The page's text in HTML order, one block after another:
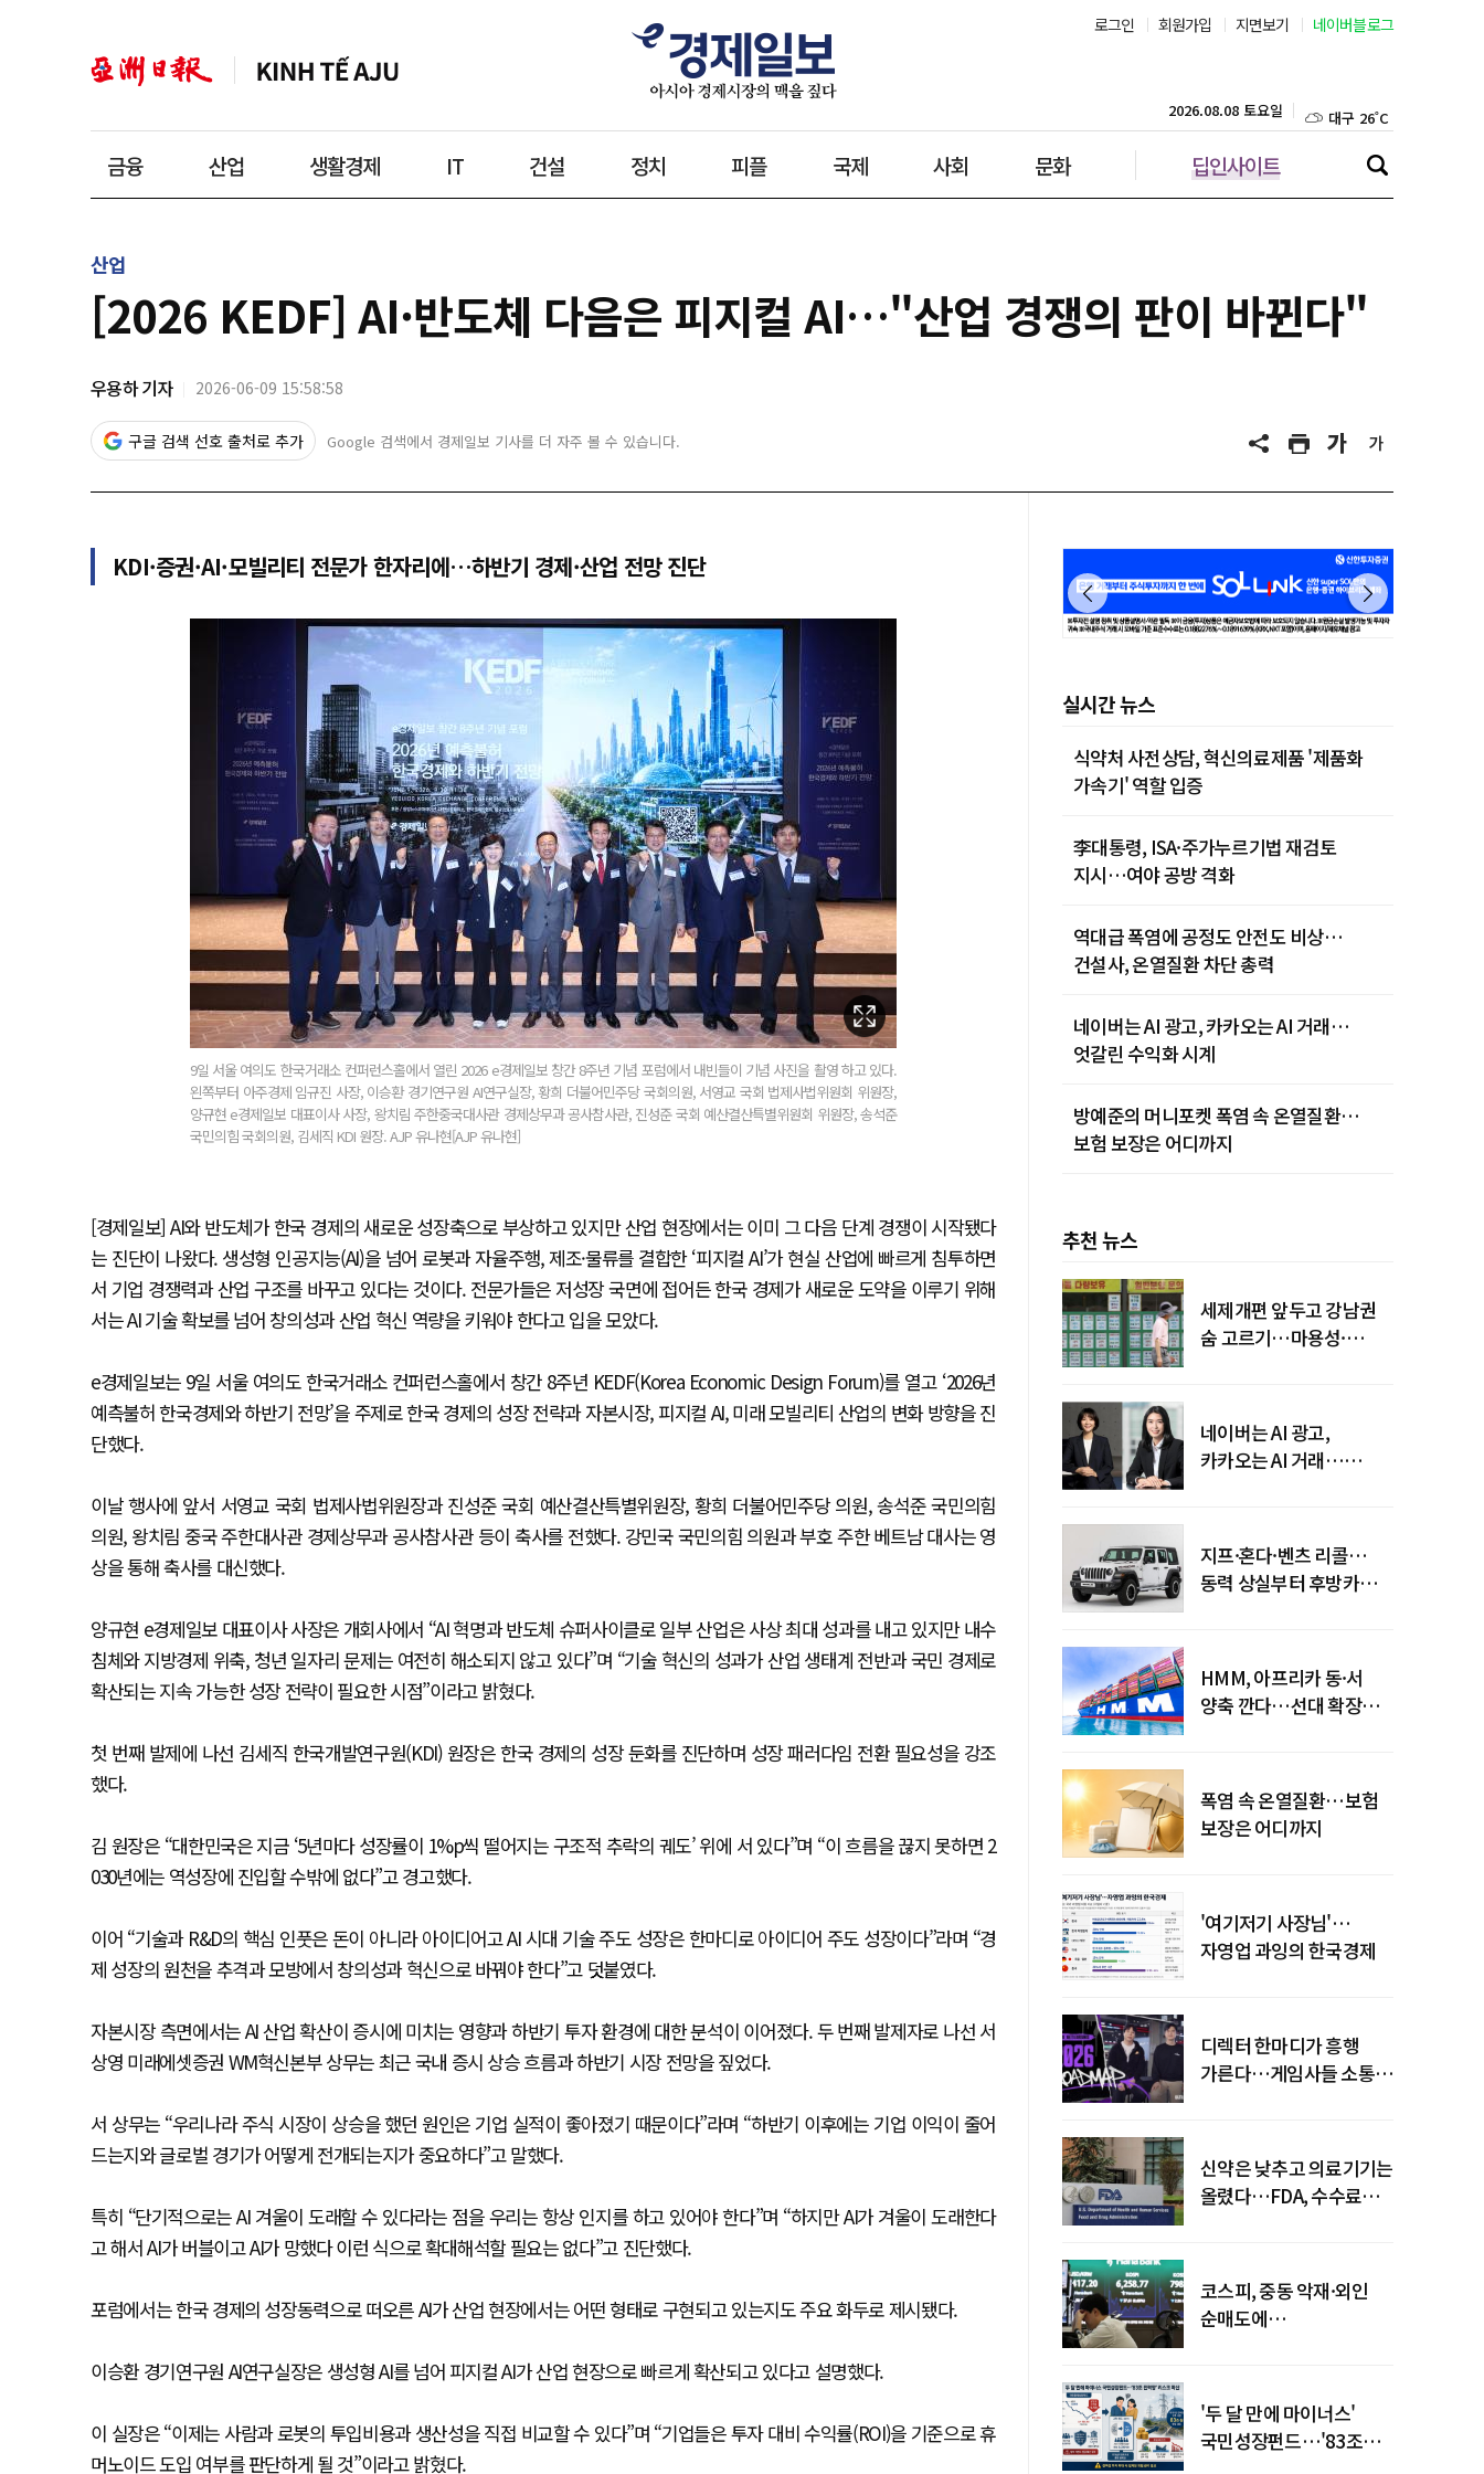
로그인 회원가입 지면보기 네이버블로그
금융 산업 생활경제 IT 건설 정치 피플 국제 사회 문화 딥인사이트
2026.08.08 토요일 대구 26˚C
인천 26˚C
울산 26˚C
제주 29˚C
산업
[2026 KEDF] AI·반도체 다음은 피지컬 AI…"산업 경쟁의 판이 바뀐다"
우용하 기자 2026-06-09 15:58:58
구글 검색 선호 출처로 추가 Google 검색에서 경제일보 기사를 더 자주 볼 수 있습니다.
KDI·증권·AI·모빌리티 전문가 한자리에…하반기 경제·산업 전망 진단
9일 서울 여의도 한국거래소 컨퍼런스홀에서 열린 2026 e경제일보 창간 8주년 기념 포럼에서 내빈들이 기념 사진을 촬영 하고 있다.
왼쪽부터 아주경제 임규진 사장, 이승환 경기연구원 AI연구실장, 황희 더불어민주당 국회의원, 서영교 국회 법제사법위원회 위원장,
양규현 e경제일보 대표이사 사장, 왕치림 주한중국대사관 경제상무과 공사참사관, 진성준 국회 예산결산특별위원회 위원장, 송석준
국민의힘 국회의원, 김세직 KDI 원장. AJP 유나현[AJP 유나현]
[경제일보] AI와 반도체가 한국 경제의 새로운 성장축으로 부상하고 있지만 산업 현장에서는 이미 그 다음 단계 경쟁이 시작됐다
는 진단이 나왔다. 생성형 인공지능(AI)을 넘어 로봇과 자율주행, 제조·물류를 결합한 ‘피지컬 AI’가 현실 산업에 빠르게 침투하면
서 기업 경쟁력과 산업 구조를 바꾸고 있다는 것이다. 전문가들은 저성장 국면에 접어든 한국 경제가 새로운 도약을 이루기 위해
서는 AI 기술 확보를 넘어 창의성과 산업 혁신 역량을 키워야 한다고 입을 모았다.
e경제일보는 9일 서울 여의도 한국거래소 컨퍼런스홀에서 창간 8주년 KEDF(Korea Economic Design Forum)를 열고 ‘2026년
예측불허 한국경제와 하반기 전망’을 주제로 한국 경제의 성장 전략과 자본시장, 피지컬 AI, 미래 모빌리티 산업의 변화 방향을 진
단했다.
이날 행사에 앞서 서영교 국회 법제사법위원장과 진성준 국회 예산결산특별위원장, 황희 더불어민주당 의원, 송석준 국민의힘
의원, 왕치림 중국 주한대사관 경제상무과 공사참사관 등이 축사를 전했다. 강민국 국민의힘 의원과 부호 주한 베트남 대사는 영
상을 통해 축사를 대신했다.
양규현 e경제일보 대표이사 사장은 개회사에서 “AI 혁명과 반도체 슈퍼사이클로 일부 산업은 사상 최대 성과를 내고 있지만 내수
침체와 지방경제 위축, 청년 일자리 문제는 여전히 해소되지 않고 있다”며 “기술 혁신의 성과가 산업 생태계 전반과 국민 경제로
확산되는 지속 가능한 성장 전략이 필요한 시점”이라고 밝혔다.
첫 번째 발제에 나선 김세직 한국개발연구원(KDI) 원장은 한국 경제의 성장 둔화를 진단하며 성장 패러다임 전환 필요성을 강조
했다.
김 원장은 “대한민국은 지금 ‘5년마다 성장률이 1%p씩 떨어지는 구조적 추락의 궤도’ 위에 서 있다”며 “이 흐름을 끊지 못하면 2
030년에는 역성장에 진입할 수밖에 없다”고 경고했다.
이어 “기술과 R&D의 핵심 인풋은 돈이 아니라 아이디어고 AI 시대 기술 주도 성장은 한마디로 아이디어 주도 성장이다”라며 “경
제 성장의 원천을 추격과 모방에서 창의성과 혁신으로 바꿔야 한다”고 덧붙였다.
자본시장 측면에서는 AI 산업 확산이 증시에 미치는 영향과 하반기 투자 환경에 대한 분석이 이어졌다. 두 번째 발제자로 나선 서
상영 미래에셋증권 WM혁신본부 상무는 최근 국내 증시 상승 흐름과 하반기 시장 전망을 짚었다.
서 상무는 “우리나라 주식 시장이 상승을 했던 원인은 기업 실적이 좋아졌기 때문이다”라며 “하반기 이후에는 기업 이익이 줄어
드는지와 글로벌 경기가 어떻게 전개되는지가 중요하다”고 말했다.
특히 “단기적으로는 AI 겨울이 도래할 수 있다라는 점을 우리는 항상 인지를 하고 있어야 한다”며 “하지만 AI가 겨울이 도래한다
고 해서 AI가 버블이고 AI가 망했다 이런 식으로 확대해석할 필요는 없다”고 진단했다.
포럼에서는 한국 경제의 성장동력으로 떠오른 AI가 산업 현장에서는 어떤 형태로 구현되고 있는지도 주요 화두로 제시됐다.
이승환 경기연구원 AI연구실장은 생성형 AI를 넘어 피지컬 AI가 산업 현장으로 빠르게 확산되고 있다고 설명했다.
이 실장은 “이제는 사람과 로봇의 투입비용과 생산성을 직접 비교할 수 있다”며 “기업들은 투자 대비 수익률(ROI)을 기준으로 휴
머노이드 도입 여부를 판단하게 될 것”이라고 밝혔다.
실시간 뉴스
식약처 사전상담, 혁신의료제품 '제품화
가속기' 역할 입증
李대통령, ISA·주가누르기법 재검토
지시…여야 공방 격화
역대급 폭염에 공정도 안전도 비상…
건설사, 온열질환 차단 총력
네이버는 AI 광고, 카카오는 AI 거래…
엇갈린 수익화 시계
방예준의 머니포켓 폭염 속 온열질환…
보험 보장은 어디까지
추천 뉴스
세제개편 앞두고 강남권
숨 고르기…마용성·
네이버는 AI 광고,
카카오는 AI 거래…
지프·혼다·벤츠 리콜…
동력 상실부터 후방카메라
HMM, 아프리카 동·서
양축 깐다…선대 확장
폭염 속 온열질환…보험
보장은 어디까지
'여기저기 사장님'…
자영업 과잉의 한국경제
디렉터 한마디가 흥행
가른다…게임사들 소통
신약은 낮추고 의료기기는
올렸다…FDA, 수수료
코스피, 중동 악재·외인
순매도에
'두 달 만에 마이너스'
국민성장펀드…'83조